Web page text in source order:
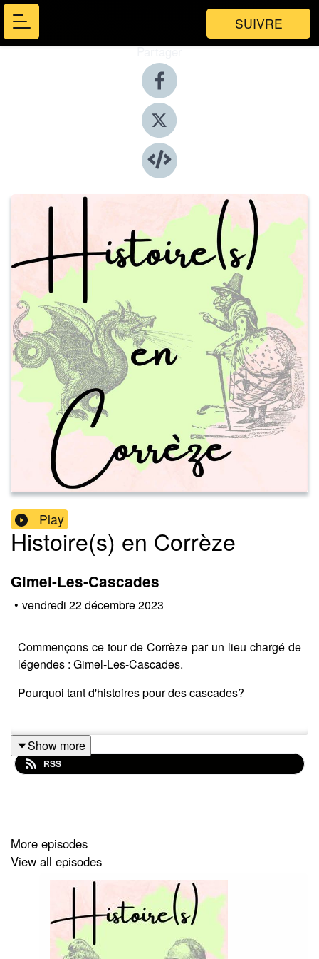
SUIVRE
Partager
Play
Histoire(s) en Corrèze
Gimel-Les-Cascades
• vendredi 22 décembre 2023
Commençons ce tour de Corrèze par un lieu chargé de
légendes : Gimel-Les-Cascades.
Pourquoi tant d'histoires pour des cascades?
Écoutez ces récits, mais surtout, rendez-vous sur place
pour admirer la beauté du bourg et de ses fameuses
Show more
RSS
More episodes
View all episodes